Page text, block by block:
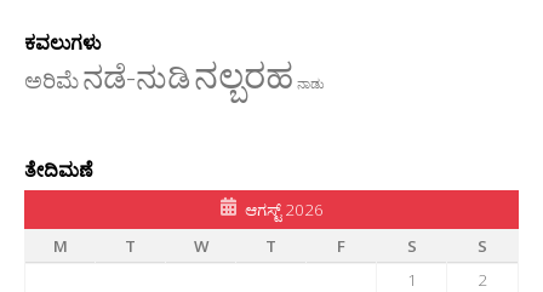
ಕವಲುಗಳು
ಅರಿಮೆನಡೆ-ನುಡಿನಲ್ಬರಹ ನಾಡು
ತೇದಿಮಣೆ
ಆಗಸ್ಟ್ 2026
M
T W T F S
S
1
2